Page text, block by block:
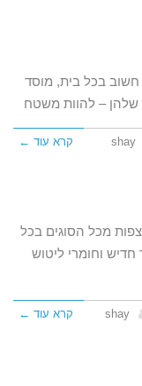
בכל בית, מוסד
שלהן – להוות משטח
shay קרא עוד ←
מכל הסוגים בכל
וחומרי ליטוש
shay קרא עוד ←